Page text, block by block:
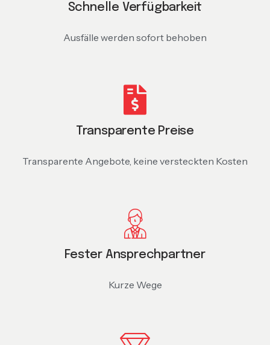
Schnelle Verfügbarkeit
Ausfälle werden sofort behoben
Transparente Preise
Transparente Angebote, keine versteckten Kosten
Fester Ansprechpartner
Kurze Wege